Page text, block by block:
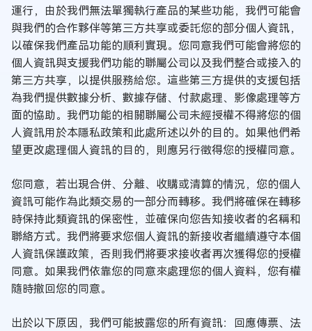
運行，由於我們無法單獨執行產品的某些功能，我們可能會
與我們的合作夥伴等第三方共享或委託您的部分個人資訊，
以確保我們產品功能的順利實現。您同意我們可能會將您的
個人資訊與支援我們功能的聯屬公司以及我們整合或接入的
第三方共享，以提供服務給您。這些第三方提供的支援包括
為我們提供數據分析、數據存儲、付款處理、影像處理等方
面的協助。我們功能的相關聯屬公司未經授權不得將您的個
人資訊用於本隱私政策和此處所述以外的目的。如果他們希
望更改處理個人資訊的目的，則應另行徵得您的授權同意。
您同意，若出現合併、分離、收購或清算的情況，您的個人
資訊可能作為此類交易的一部分而轉移。我們將確保在轉移
時保持此類資訊的保密性，並確保向您告知接收者的名稱和
聯絡方式。我們將要求您個人資訊的新接收者繼續遵守本個
人資訊保護政策，否則我們將要求接收者再次獲得您的授權
同意。如果我們依靠您的同意來處理您的個人資料，您有權
隨時撤回您的同意。
出於以下原因，我們可能披露您的所有資訊：回應傳票、法